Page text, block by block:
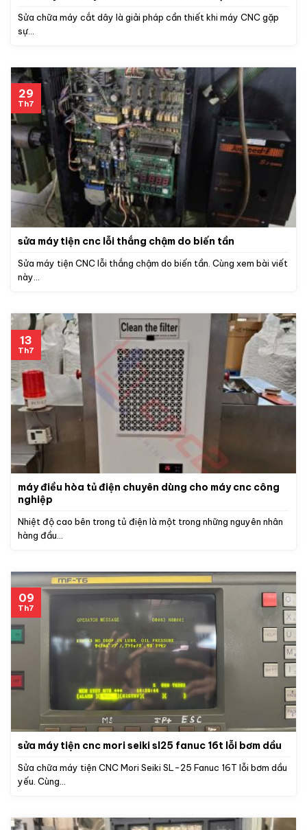
Sửa chữa máy cắt dây là giải pháp cần thiết khi máy CNC gặp
sự...
sửa máy tiện cnc lỗi thắng chậm do biến tần
Sửa máy tiện CNC lỗi thắng chậm do biến tần. Cùng xem bài viết
này...
29
Th7
máy điều hòa tủ điện chuyên dùng cho máy cnc công
nghiệp
Nhiệt độ cao bên trong tủ điện là một trong những nguyên nhân
hàng đầu...
13
Th7
sửa máy tiện cnc mori seiki sl25 fanuc 16t lỗi bơm dầu
Sửa chữa máy tiện CNC Mori Seiki SL-25 Fanuc 16T lỗi bơm dầu
yếu. Cùng...
09
Th7